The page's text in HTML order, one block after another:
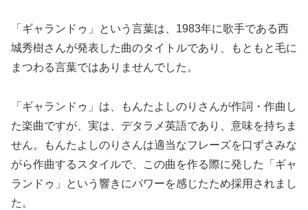
「ギャランドゥ」という言葉は、1983年に歌手である西
城秀樹さんが発表した曲のタイトルであり、もともと毛に
まつわる言葉ではありませんでした。
「ギャランドゥ」は、もんたよしのりさんが作詞・作曲し
た楽曲ですが、実は、デタラメ英語であり、意味を持ちま
せん。もんたよしのりさんは適当なフレーズを口ずさみな
がら作曲するスタイルで、この曲を作る際に発した「ギャ
ランドゥ」という響きにパワーを感じたため採用されまし
た。